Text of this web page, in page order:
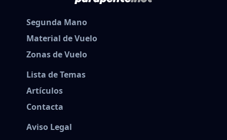
Segunda Mano
Material de Vuelo
Zonas de Vuelo
Lista de Temas
Artículos
Contacta
Aviso Legal